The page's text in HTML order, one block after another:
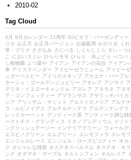
2010-02
Tag Cloud
4月 9月カレンダー 11周年 DJビオラ・バーガンディー
リカ お正月 お正月バージョン お歳暮用 かがり火 く
草・プリマ さざなみ さにべる しくらしくら すい～つ
こ
においスミレ ひらりモモ ひらり・赤ぶどう べコパ
し植物園
よつ葉や アイアン アイアンの花台 アイアン
車 アイスラベンダー アイビーゼラニューム アイビー
ュガーベイビー アイリのスキップ アカエナ・パープル
ターシェ・ゴールデンジュビリー アキレア アジサイ
デリネ・イエローキャンドル アズレア アネモネ アネ
ア・コンフェッティー アマランサス アヤリッチバイカ
シア アリッサム・サミット アルストロメリア アルテ
ラ・ルビノイデス
アルテルナンテラ アルテンナンテラ
レッドカーペット
アンティーク系 アンティーク調な雑
ークトチス・グランディス
イオノプシディウム イソト
ングリッシュデージー インテリアグリーン ウォールデ
エスピノグリーン エムグリーン エレモフィラ エレモ
エンジェルレース
エンジェル・ローズピコティー オカ
ク
オシャレな雑貨 オステオスペルマム オステオ・キラ
ンク
オダマキ・マーブル オルトシフォン オルレイア